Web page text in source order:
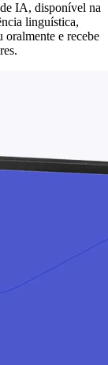
IA, disponível na
linguística,
oralmente e recebe